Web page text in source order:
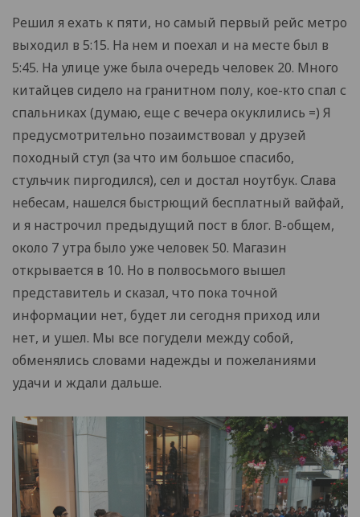
Решил я ехать к пяти, но самый первый рейс метро
выходил в 5:15. На нем и поехал и на месте был в
5:45. На улице уже была очередь человек 20. Много
китайцев сидело на гранитном полу, кое-кто спал с
спальниках (думаю, еще с вечера окуклились =) Я
предусмотрительно позаимствовал у друзей
походный стул (за что им большое спасибо,
стульчик пиргодился), сел и достал ноутбук. Слава
небесам, нашелся быстрющий бесплатный вайфай,
и я настрочил предыдущий пост в блог. В-общем,
около 7 утра было уже человек 50. Магазин
открывается в 10. Но в полвосьмого вышел
представитель и сказал, что пока точной
информации нет, будет ли сегодня приход или
нет, и ушел. Мы все погудели между собой,
обменялись словами надежды и пожеланиями
удачи и ждали дальше.